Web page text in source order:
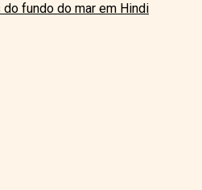
fundo do mar em Hindi